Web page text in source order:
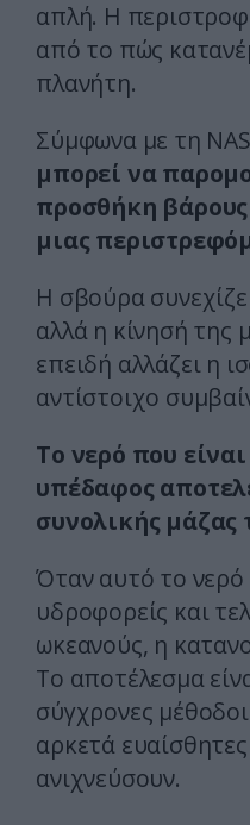
απλή. Η
από το πώς
πλανήτη.
Σύμφωνα με τη
μπορεί να
προσθήκη
μιας
Η σβούρα
αλλά η κίνησή της
επειδή αλλάζει η
αντίστοιχο
Το νερό που
υπέδαφος
συνολικής μάζας
Όταν αυτό το νερό
υδροφορείς και
ωκεανούς, η
Το αποτέλεσμα
σύγχρονες
αρκετά
ανιχνεύσουν.